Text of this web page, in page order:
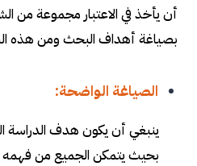
أن يأخذ في الاعتبار مجموعة من
بصياغة أهداف البحث ومن هذه
الصياغة الواضحة:
ينبغي أن يكون هدف الدراسة
بحيث يتمكن الجميع من